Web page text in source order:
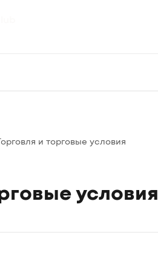
и торговые условия
условия